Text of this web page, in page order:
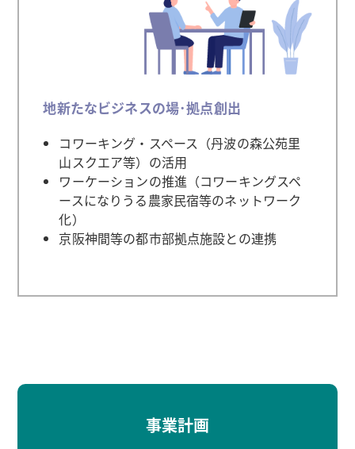
地新たなビジネスの場･拠点創出
コワーキング・スペース（丹波の森公苑里
山スクエア等）の活用
ワーケーションの推進（コワーキングスペ
ースになりうる農家民宿等のネットワーク
化）
京阪神間等の都市部拠点施設との連携
事業計画